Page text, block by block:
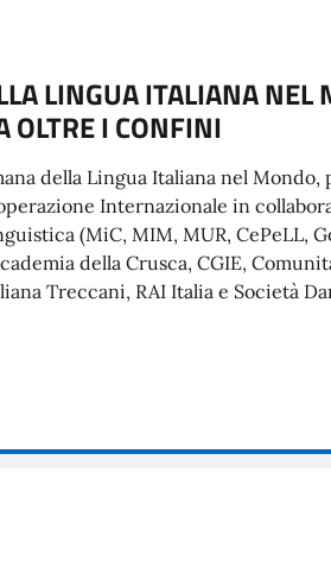
LINGUA ITALIANA NEL
OLTRE I CONFINI
della Lingua Italiana nel
Internazionale in
(MiC, MIM, MUR, CePeLL,
della Crusca, CGIE,
Treccani, RAI Italia e Società